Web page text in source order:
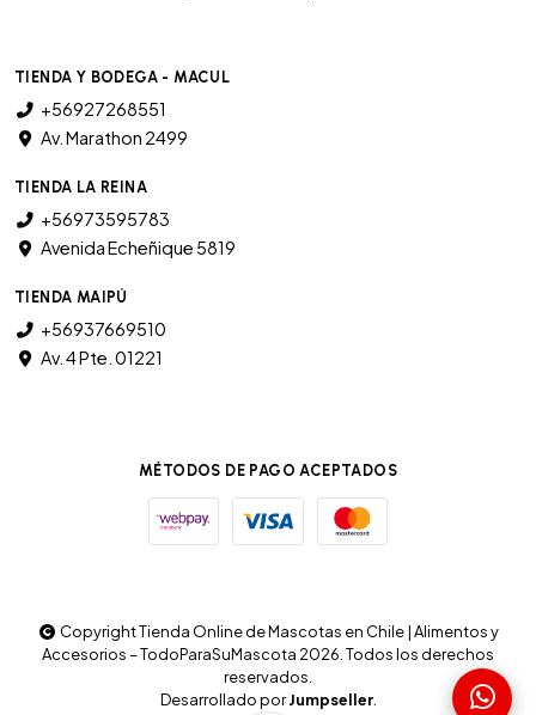
TIENDA Y BODEGA - MACUL
+56927268551
Av. Marathon 2499
TIENDA LA REINA
+56973595783
Avenida Echeñique 5819
TIENDA MAIPÚ
+56937669510
Av. 4 Pte. 01221
MÉTODOS DE PAGO ACEPTADOS
Copyright Tienda Online de Mascotas en Chile | Alimentos y
Accesorios – TodoParaSuMascota 2026. Todos los derechos
reservados.
Desarrollado porJumpseller.